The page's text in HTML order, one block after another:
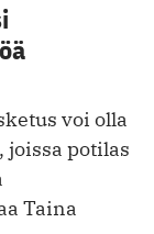
voi olla
potilas
Taina